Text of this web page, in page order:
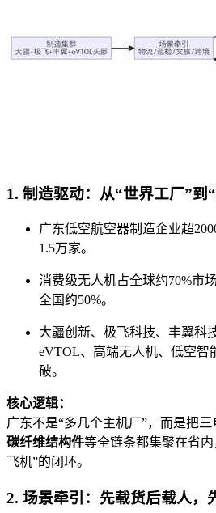
1. 制造驱动：从“世界工厂”到
广东低空航空器制造企业超
1.5万家。
消费级无人机占全球约70%市
全国约50%。
大疆创新、极飞科技、丰翼科
eVTOL、高端无人机、低空智
破。
核心逻辑：
广东不是“多几个主机厂”，而是把三
碳纤维结构件等全链条都集聚在省
飞机”的闭环。
2. 场景牵引：先载货后载人，